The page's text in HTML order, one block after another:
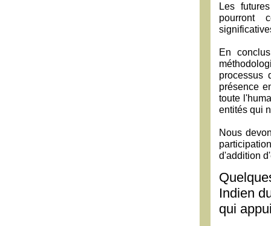
Les
pourront
En
processus
présence
toute
entités qui
Nous
d'addition
Indien
qui